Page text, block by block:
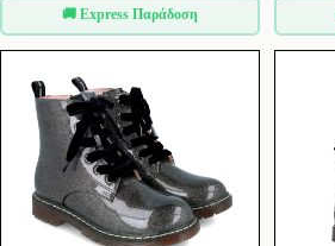
🚚 Express Παράδοση